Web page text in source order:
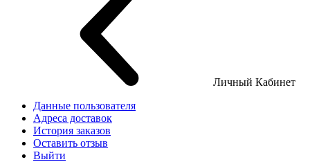
Личный Кабинет
Данные пользователя
Адреса доставок
История заказов
Оставить отзыв
Выйти